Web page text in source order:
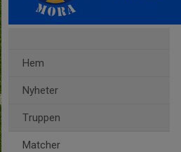
Hem
Nyheter
Truppen
Matcher